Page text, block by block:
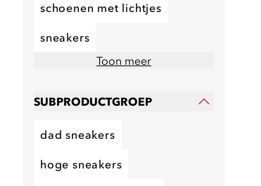
schoenen met lichtjes
sneakers
Toon meer
SUBPRODUCTGROEP
dad sneakers
hoge sneakers